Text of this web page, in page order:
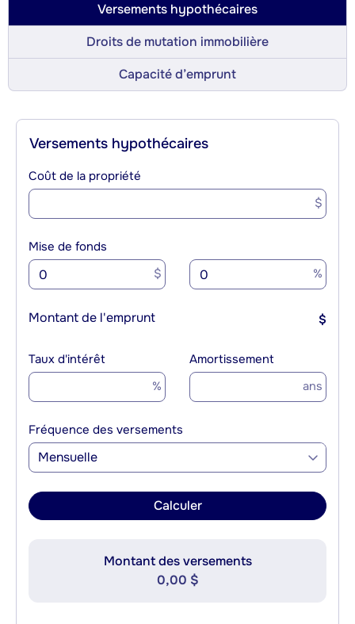
Versements hypothécaires
Droits de mutation immobilière
Capacité d’emprunt
Versements hypothécaires
Coût de la propriété
$
Mise de fonds
$ %
Montant de l'emprunt $
Taux d'intérêt
%
Amortissement
ans
Fréquence des versements
Mensuelle
Calculer
Montant des versements
0,00 $